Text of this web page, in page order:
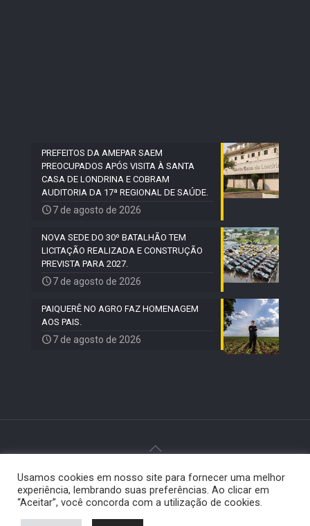
PREFEITOS DA AMEPAR SAEM
PREOCUPADOS APÓS VISITA À SANTA
CASA DE LONDRINA E COBRAM
AUDITORIA DA 17ª REGIONAL DE SAÚDE.
7 de agosto de 2026
NOVA SEDE DO 30º BATALHÃO TEM
LICITAÇÃO REALIZADA E CONSTRUÇÃO
PREVISTA PARA 2027.
7 de agosto de 2026
PAIQUERÊ NO AGRO FAZ HOMENAGEM
AOS PAIS.
7 de agosto de 2026
© 2024 Paiquerê - Todos os direitos reservados |
Desenvolvido porElemento Visual .
Usamos cookies em nosso site para fornecer uma melhor
experiência, lembrando suas preferências. Ao clicar em
“Aceitar”, você concorda com a utilização de cookies.